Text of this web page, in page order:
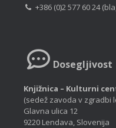
+386 (0)2 577 60 24
Dosegljivost
Knjižnica – Kulturni
(sedež zavoda v zgradbi
Glavna ulica 12
9220 Lendava, Slovenija